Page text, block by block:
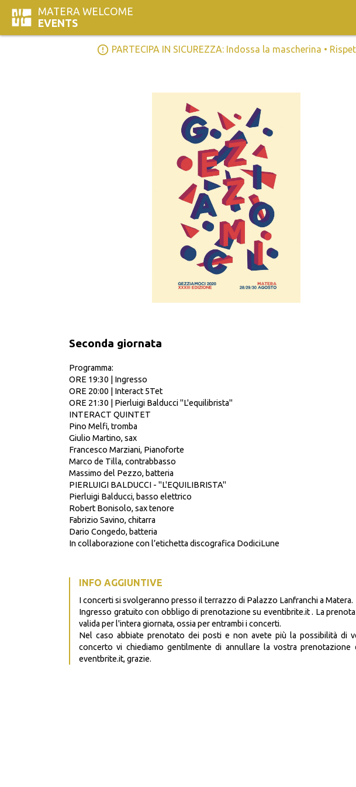
MATERA WELCOME
EVENTS
error_outline PARTECIPA IN SICUREZZA: Indossa la mascherina •
Seconda giornata
Programma:
ORE 19:30 | Ingresso
ORE 20:00 | Interact 5Tet
ORE 21:30 | Pierluigi Balducci "L'equilibrista"
INTERACT QUINTET
Pino Melfi, tromba
Giulio Martino, sax
Francesco Marziani, Pianoforte
Marco de Tilla, contrabbasso
Massimo del Pezzo, batteria
PIERLUIGI BALDUCCI - "L'EQUILIBRISTA"
Pierluigi Balducci, basso elettrico
Robert Bonisolo, sax tenore
Fabrizio Savino, chitarra
Dario Congedo, batteria
In collaborazione con l’etichetta discografica DodiciLune
INFO AGGIUNTIVE
I concerti si svolgeranno presso il terrazzo di Palazzo Lanfranchi a Matera.
Ingresso gratuito con obbligo di prenotazione su eventibrite.it . La
valida per l'intera giornata, ossia per entrambi i concerti.
Nel caso abbiate prenotato dei posti e non avete più la possibilità di
concerto vi chiediamo gentilmente di annullare la vostra prenotazione
eventbrite.it, grazie.